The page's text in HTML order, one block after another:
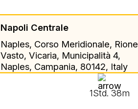
Napoli Centrale
Naples, Corso Meridionale, Rione
Vasto, Vicaria, Municipalità 4,
Naples, Campania, 80142, Italy
1Std. 38m